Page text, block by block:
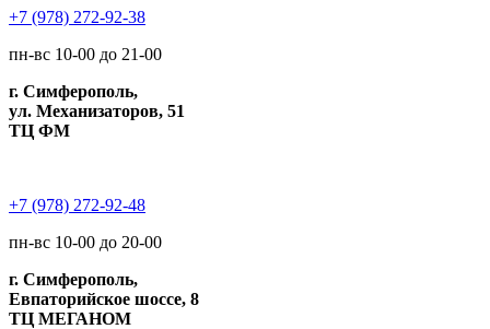
+7 (978) 272-92-38
пн-вс 10-00 до 21-00
г. Симферополь,
ул. Механизаторов, 51
ТЦ ФМ
+7 (978) 272-92-48
пн-вс 10-00 до 20-00
г. Симферополь,
Евпаторийское шоссе, 8
ТЦ МЕГАНОМ